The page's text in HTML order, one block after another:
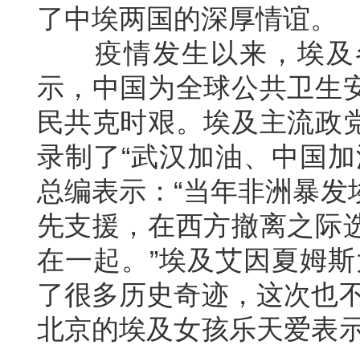
了中埃两国的深厚情谊。
疫情发生以来，埃
示，中国为全球公共卫生
民共克时艰。埃及主流政
录制了“武汉加油、中国
总编表示：“当年非洲暴
先支援，在西方撤离之际
在一起。”埃及艾因夏姆
了很多历史奇迹，这次也
北京的埃及女孩乐天爱表